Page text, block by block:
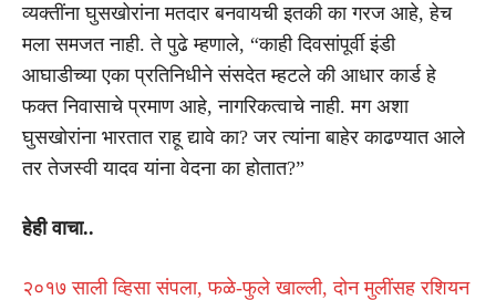
व्यक्तींना घुसखोरांना मतदार बनवायची इतकी का गरज आहे, हेच
मला समजत नाही. ते पुढे म्हणाले, “काही दिवसांपूर्वी इंडी
आघाडीच्या एका प्रतिनिधीने संसदेत म्हटले की आधार कार्ड हे
फक्त निवासाचे प्रमाण आहे, नागरिकत्वाचे नाही. मग अशा
घुसखोरांना भारतात राहू द्यावे का? जर त्यांना बाहेर काढण्यात आले
तर तेजस्वी यादव यांना वेदना का होतात?”
हेही वाचा..
२०१७ साली व्हिसा संपला, फळे-फुले खाल्ली, दोन मुलींसह रशियन